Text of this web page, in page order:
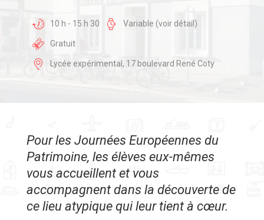
10 h - 15 h 30 Variable (voir détail)
Gratuit
Lycée expérimental, 17 boulevard René Coty
Pour les Journées Européennes du
Patrimoine, les élèves eux-mêmes
vous accueillent et vous
accompagnent dans la découverte de
ce lieu atypique qui leur tient à cœur.